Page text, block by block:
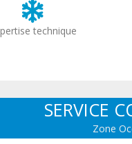
technique
SERVICE
Zone